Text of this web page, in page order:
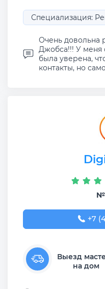
Специализация:
Очень довольна
Джобса!!! У меня
была уверена,
контакты, но
+7
+7
Выезд
на дом